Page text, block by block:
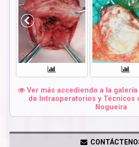
Ver más accediendo a la
de Intraoperatorios y Técnicos
Nogueira